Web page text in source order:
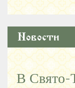
Новости
В Свято-